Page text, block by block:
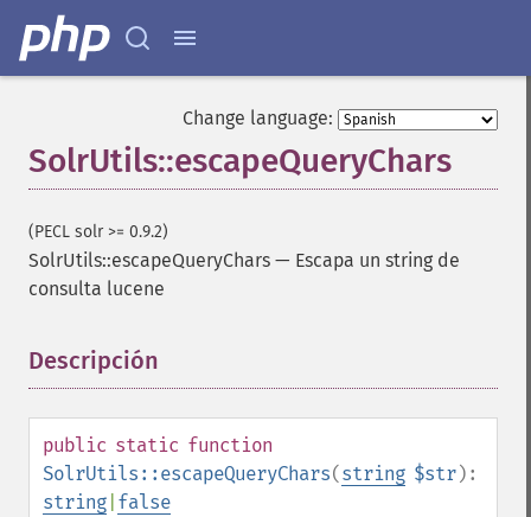
Change language:
SolrUtils::escapeQueryChars
(PECL solr >= 0.9.2)
SolrUtils::escapeQueryChars — Escapa un string de
consulta lucene
Descripción
public static function
SolrUtils::escapeQueryChars(string $str):
string false